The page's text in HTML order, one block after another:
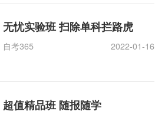
无忧实验班 扫除单科拦路虎
自考365 2022-01-16
超值精品班 随报随学